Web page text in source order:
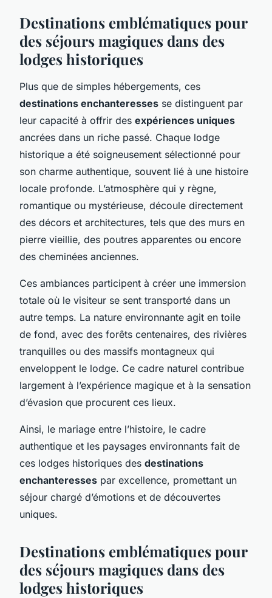
Destinations emblématiques pour
des séjours magiques dans des
lodges historiques
Plus que de simples hébergements, ces
destinations enchanteresses se distinguent par
leur capacité à offrir des expériences uniques
ancrées dans un riche passé. Chaque lodge
historique a été soigneusement sélectionné pour
son charme authentique, souvent lié à une histoire
locale profonde. L’atmosphère qui y règne,
romantique ou mystérieuse, découle directement
des décors et architectures, tels que des murs en
pierre vieillie, des poutres apparentes ou encore
des cheminées anciennes.
Ces ambiances participent à créer une immersion
totale où le visiteur se sent transporté dans un
autre temps. La nature environnante agit en toile
de fond, avec des forêts centenaires, des rivières
tranquilles ou des massifs montagneux qui
enveloppent le lodge. Ce cadre naturel contribue
largement à l’expérience magique et à la sensation
d’évasion que procurent ces lieux.
Ainsi, le mariage entre l’histoire, le cadre
authentique et les paysages environnants fait de
ces lodges historiques des destinations
enchanteresses par excellence, promettant un
séjour chargé d’émotions et de découvertes
uniques.
Destinations emblématiques pour
des séjours magiques dans des
lodges historiques